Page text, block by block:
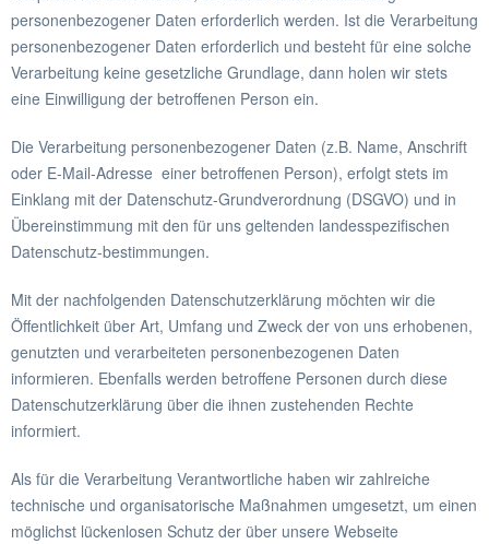
personenbezogener Daten erforderlich werden. Ist die Verarbeitung
personenbezogener Daten erforderlich und besteht für eine solche
Verarbeitung keine gesetzliche Grundlage, dann holen wir stets
eine Einwilligung der betroffenen Person ein.
Die Verarbeitung personenbezogener Daten (z.B. Name, Anschrift
oder E-Mail-Adresse einer betroffenen Person), erfolgt stets im
Einklang mit der Datenschutz-Grundverordnung (DSGVO) und in
Übereinstimmung mit den für uns geltenden landesspezifischen
Datenschutz-bestimmungen.
Mit der nachfolgenden Datenschutzerklärung möchten wir die
Öffentlichkeit über Art, Umfang und Zweck der von uns erhobenen,
genutzten und verarbeiteten personenbezogenen Daten
informieren. Ebenfalls werden betroffene Personen durch diese
Datenschutzerklärung über die ihnen zustehenden Rechte
informiert.
Als für die Verarbeitung Verantwortliche haben wir zahlreiche
technische und organisatorische Maßnahmen umgesetzt, um einen
möglichst lückenlosen Schutz der über unsere Webseite